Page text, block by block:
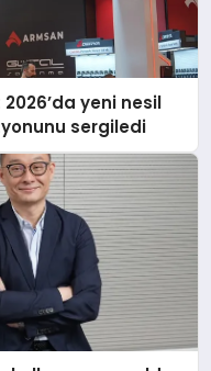
yeni nesil
sergiledi